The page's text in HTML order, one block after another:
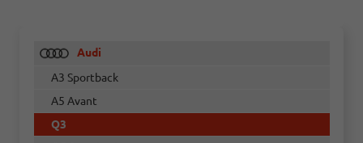
Audi
A3 Sportback
A5 Avant
Q3